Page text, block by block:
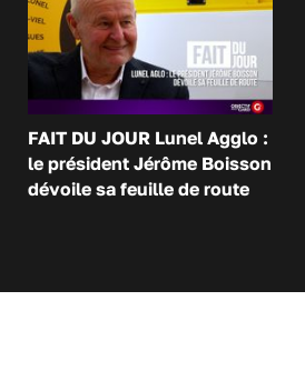
FAIT DU JOUR Lunel Agglo :
le président Jérôme Boisson
dévoile sa feuille de route